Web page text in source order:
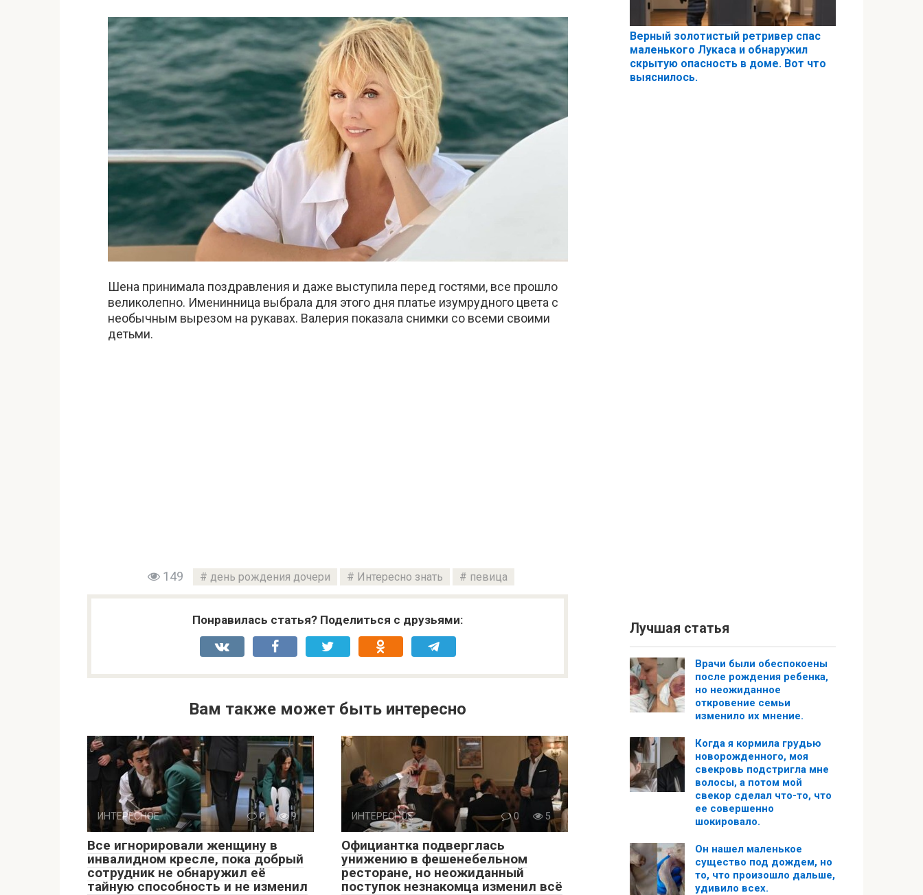
Шена принимала поздравления и даже выступила перед гостями, все прошло
великолепно. Именинница выбрала для этого дня платье изумрудного цвета с
необычным вырезом на рукавах. Валерия показала снимки со всеми своими
детьми.
149 день рождения дочери Интересно знать певица
Понравилась статья? Поделиться с друзьями:
Вам также может быть интересно
ИНТЕРЕСНОЕ 0 9
Все игнорировали женщину в
инвалидном кресле, пока добрый
сотрудник не обнаружил её
тайную способность и не изменил
ИНТЕРЕСНОЕ 0 5
Официантка подверглась
унижению в фешенебельном
ресторане, но неожиданный
поступок незнакомца изменил всё
Верный золотистый ретривер спас
маленького Лукаса и обнаружил
скрытую опасность в доме. Вот что
выяснилось.
Лучшая статья
Врачи были обеспокоены
после рождения ребенка,
но неожиданное
откровение семьи
изменило их мнение.
Когда я кормила грудью
новорожденного, моя
свекровь подстригла мне
волосы, а потом мой
свекор сделал что-то, что
ее совершенно
шокировало.
Он нашел маленькое
существо под дождем, но
то, что произошло дальше,
удивило всех.